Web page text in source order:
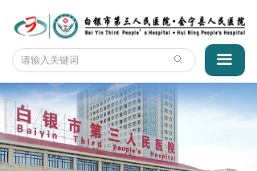
ꄙ 끀
首页
医院概况
新闻动态
专家团队
科室风采